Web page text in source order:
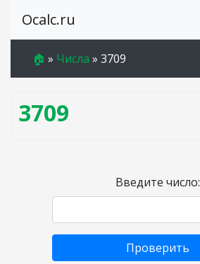
Ocalc.ru
🏠 » Числа » 3709
3709
Введите число:
Проверить